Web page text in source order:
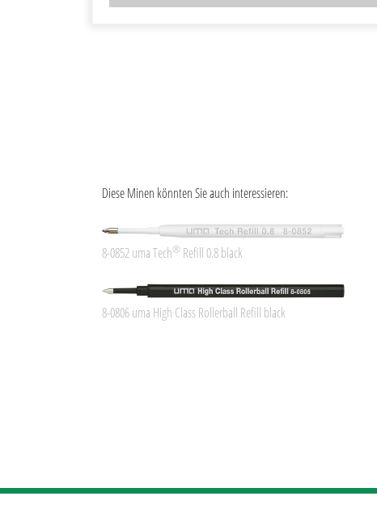
Diese Minen könnten Sie auch interessieren:
8-0852 uma Tech® Refill 0.8 black
8-0806 uma High Class Rollerball Refill black